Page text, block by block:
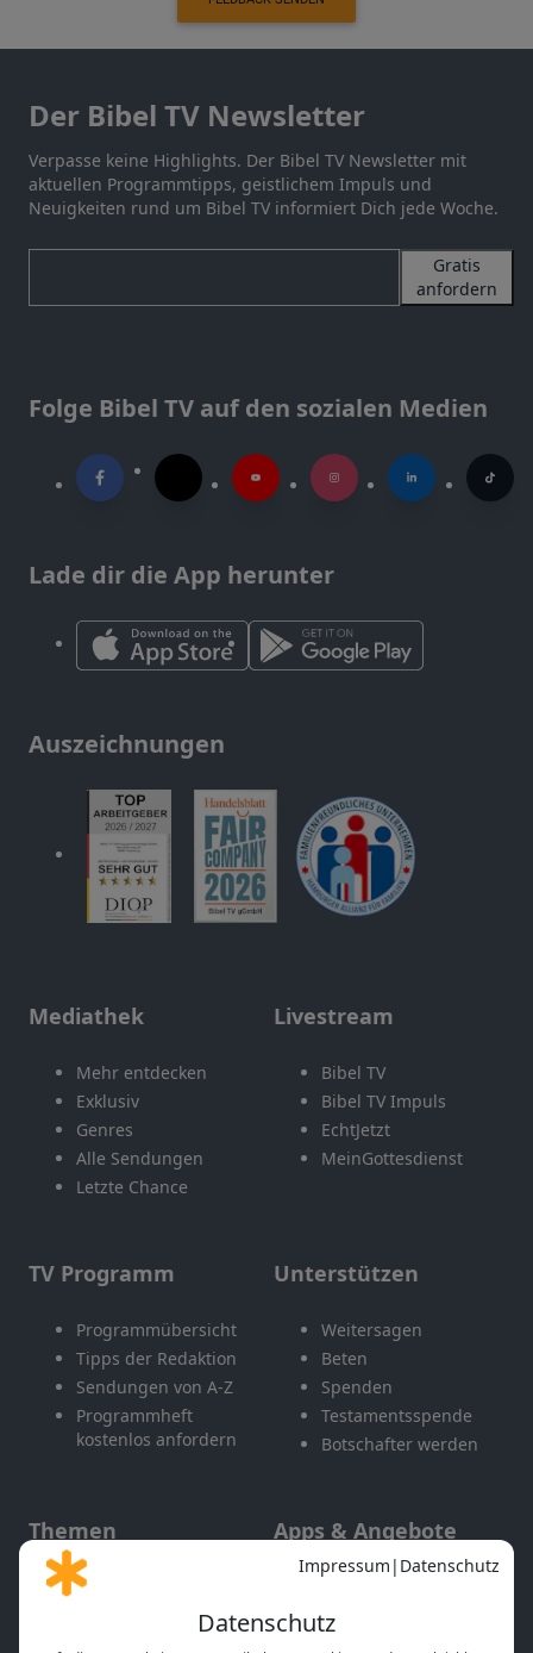
Der Bibel TV Newsletter
Verpasse keine Highlights. Der Bibel TV Newsletter mit
aktuellen Programmtipps, geistlichem Impuls und
Neuigkeiten rund um Bibel TV informiert Dich jede Woche.
Gratis
anfordern
Folge Bibel TV auf den sozialen Medien
Lade dir die App herunter
Auszeichnungen
Mediathek
Mehr entdecken
Exklusiv
Genres
Alle Sendungen
Letzte Chance
Livestream
Bibel TV
Bibel TV Impuls
EchtJetzt
MeinGottesdienst
TV Programm
Programmübersicht
Tipps der Redaktion
Sendungen von A-Z
Programmheft
kostenlos anfordern
Unterstützen
Weitersagen
Beten
Spenden
Testamentsspende
Botschafter werden
Themen
Gott und Bibel erklärt
Apps & Angebote
Mobile App